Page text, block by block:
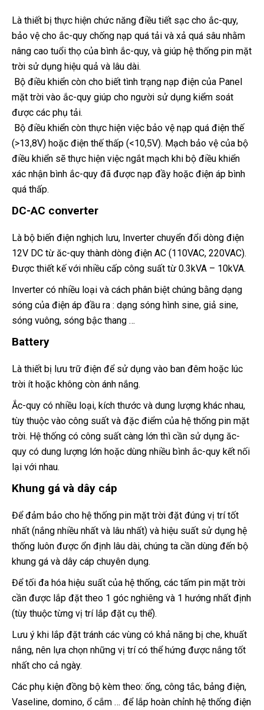
Là thiết bị thực hiện chức năng điều tiết sạc cho ắc-quy,
bảo vệ cho ắc-quy chống nạp quá tải và xả quá sâu nhằm
nâng cao tuổi thọ của bình ắc-quy, và giúp hệ thống pin mặt
trời sử dụng hiệu quả và lâu dài.
Bộ điều khiển còn cho biết tình trạng nạp điện của Panel
mặt trời vào ắc-quy giúp cho người sử dụng kiểm soát
được các phụ tải.
Bộ điều khiển còn thực hiện việc bảo vệ nạp quá điện thế
(>13,8V) hoặc điện thế thấp (<10,5V). Mạch bảo vệ của bộ
điều khiển sẽ thực hiện việc ngắt mạch khi bộ điều khiển
xác nhận bình ắc-quy đã được nạp đầy hoặc điện áp bình
quá thấp.
DC-AC converter
Là bộ biến điện nghịch lưu, Inverter chuyển đổi dòng điện
12V DC từ ăc-quy thành dòng điện AC (110VAC, 220VAC).
Được thiết kế với nhiều cấp công suất từ 0.3kVA – 10kVA.
Inverter có nhiều loại và cách phân biệt chúng bằng dạng
sóng của điện áp đầu ra : dạng sóng hình sine, giả sine,
sóng vuông, sóng bậc thang …
Battery
Là thiết bị lưu trữ điện để sử dụng vào ban đêm hoặc lúc
trời ít hoặc không còn ánh nắng.
Ắc-quy có nhiều loại, kích thước và dung lượng khác nhau,
tùy thuộc vào công suất và đặc điểm của hệ thống pin mặt
trời. Hệ thống có công suất càng lớn thì cần sử dụng ăc-
quy có dung lượng lớn hoặc dùng nhiều bình ắc-quy kết nối
lại với nhau.
Khung gá và dây cáp
Để đảm bảo cho hệ thống pin mặt trời đặt đúng vị trí tốt
nhất (nắng nhiều nhất và lâu nhất) và hiệu suất sử dụng hệ
thống luôn được ổn định lâu dài, chúng ta cần dùng đến bộ
khung gá và dây cáp chuyên dụng.
Để tối đa hóa hiệu suất của hệ thống, các tấm pin mặt trời
cần được lắp đặt theo 1 góc nghiêng và 1 hướng nhất định
(tùy thuộc từng vị trí lắp đặt cụ thể).
Lưu ý khi lắp đặt tránh các vùng có khả năng bị che, khuất
nắng, nên lựa chọn những vị trí có thể hứng được nắng tốt
nhất cho cả ngày.
Các phụ kiện đồng bộ kèm theo: ống, công tắc, bảng điện,
Vaseline, domino, ổ cắm … để lắp hoàn chỉnh hệ thống điện